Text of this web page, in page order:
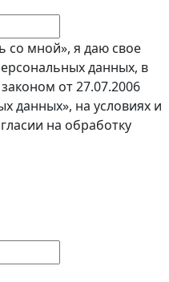
со мной», я даю свое
данных, в
от 27.07.2006
данных», на условиях и
на обработку